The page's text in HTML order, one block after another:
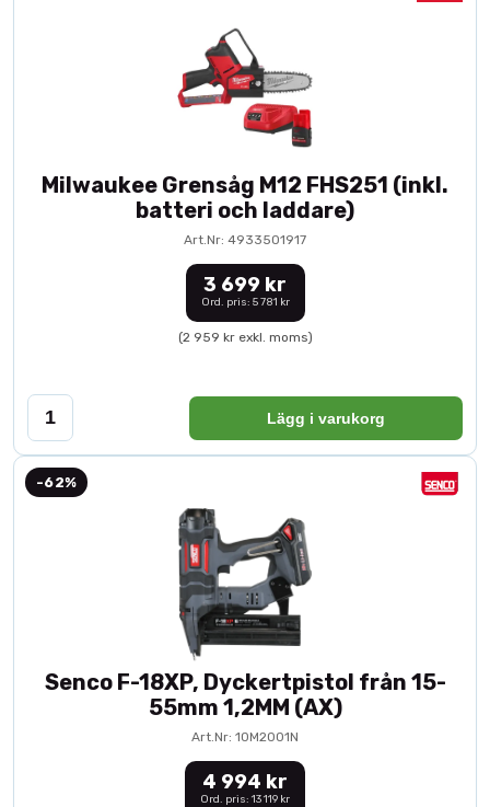
Milwaukee Grensåg M12 FHS251 (inkl.
batteri och laddare)
Art.Nr: 4933501917
3 699 kr
Ord. pris: 5 781 kr
(2 959 kr exkl. moms)
Lägg i varukorg
-62%
Senco F-18XP, Dyckertpistol från 15-
55mm 1,2MM (AX)
Art.Nr: 10M2001N
4 994 kr
Ord. pris: 13 119 kr